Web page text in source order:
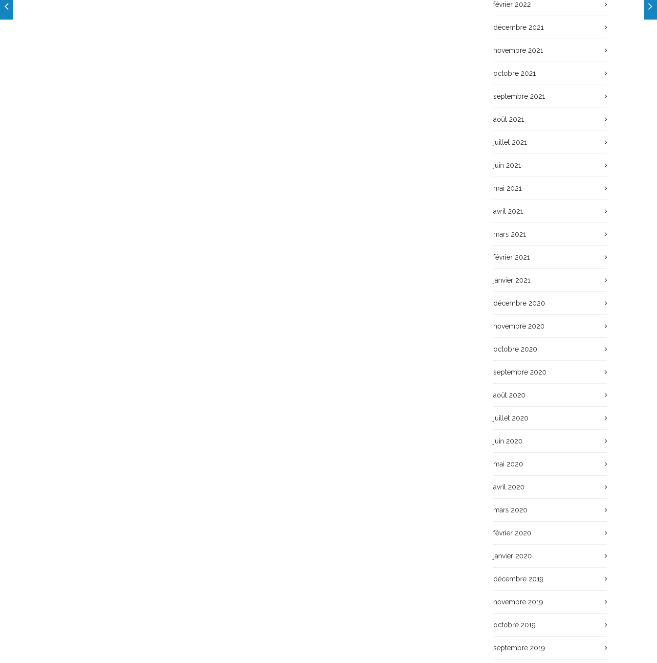
février 2022
décembre 2021
novembre 2021
octobre 2021
septembre 2021
août 2021
juillet 2021
juin 2021
mai 2021
avril 2021
mars 2021
février 2021
janvier 2021
décembre 2020
novembre 2020
octobre 2020
septembre 2020
août 2020
juillet 2020
juin 2020
mai 2020
avril 2020
mars 2020
février 2020
janvier 2020
décembre 2019
novembre 2019
octobre 2019
septembre 2019